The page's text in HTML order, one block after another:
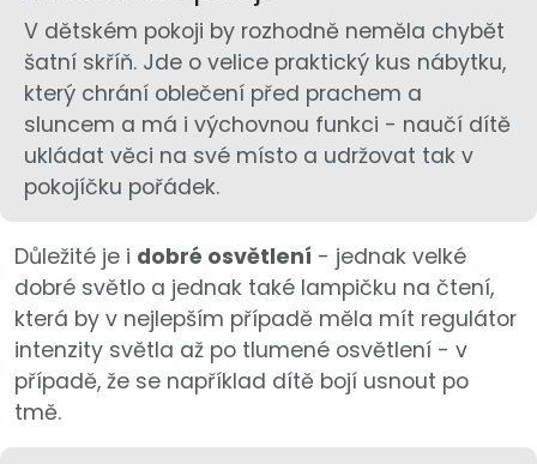
V dětském pokoji by rozhodně neměla chybět
šatní skříň. Jde o velice praktický kus nábytku,
který chrání oblečení před prachem a
sluncem a má i výchovnou funkci - naučí dítě
ukládat věci na své místo a udržovat tak v
pokojíčku pořádek.
Důležité je i dobré osvětlení - jednak velké
dobré světlo a jednak také lampičku na čtení,
která by v nejlepším případě měla mít regulátor
intenzity světla až po tlumené osvětlení - v
případě, že se například dítě bojí usnout po
tmě.